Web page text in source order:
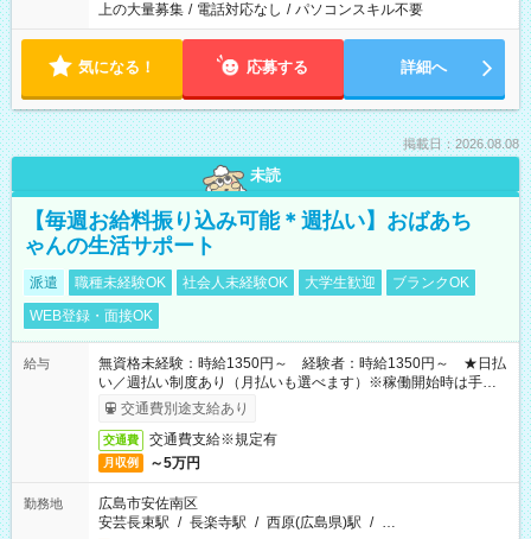
上の大量募集 / 電話対応なし / パソコンスキル不要
気になる！ 応募する 詳細へ
掲載日：2026.08.08
未読
【毎週お給料振り込み可能＊週払い】おばあち
ゃんの生活サポート
派遣 職種未経験OK 社会人未経験OK 大学生歓迎
ブランクOK
WEB登録・面接OK
給与
無資格未経験：時給1350円～ 経験者：時給1350円～ ★日払
い／週払い制度あり（月払いも選べます）※稼働開始時は手続き
完了次第のお支払いとなります。
交通費別途支給あり
交通費 交通費支給※規定有
月収例 ～5万円
勤務地
広島市安佐南区
安芸長束駅 / 長楽寺駅 / 西原(広島県)駅 / …